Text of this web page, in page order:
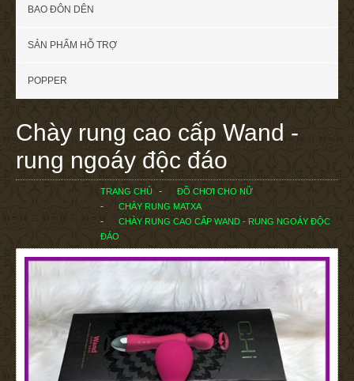
BAO ĐÔN DÊN
SẢN PHẨM HỖ TRỢ
POPPER
Chày rung cao cấp Wand -
rung ngoáy độc đáo
TRANG CHỦ
ĐỒ CHƠI CHO NỮ
CHÀY RUNG MATXA
CHÀY RUNG CAO CẤP WAND - RUNG NGOÁY ĐỘC
ĐÁO